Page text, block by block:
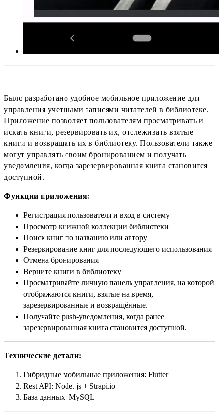
Было разработано удобное мобильное приложение для
управления учетными записями читателей в библиотеке.
Приложение позволяет пользователям просматривать и
искать книги, резервировать их, отслеживать взятые
книги и возвращать их в библиотеку. Пользователи также
могут управлять своим бронированием и получать
уведомления, когда зарезервированная книга становится
доступной.
Функции приложения:
Регистрация пользователя и вход в систему
Просмотр книжной коллекции библиотеки
Поиск книг по названию или автору
Резервирование книг для последующего использования
Отмена бронирования
Верните книги в библиотеку
Просматривайте личную панель управления, на которой
отображаются книги, взятые на время,
зарезервированные и возвращённые.
Получайте push-уведомления, когда ранее
зарезервированная книга становится доступной.
Технические детали:
Гибридные мобильные приложения: Flutter
Rest API: Node. js + Strapi.io
База данных: MySQL